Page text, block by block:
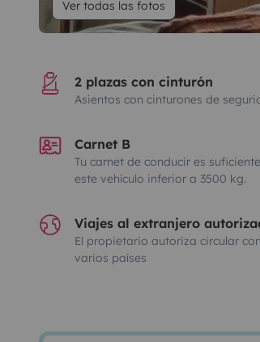
Ver todas las fotos
2 plazas con cinturón
Asientos con cinturones de
Carnet B
Tu carnet de conducir es
este vehículo inferior a 3500 kg.
Viajes al extranjero
El propietario autoriza circular
varios países